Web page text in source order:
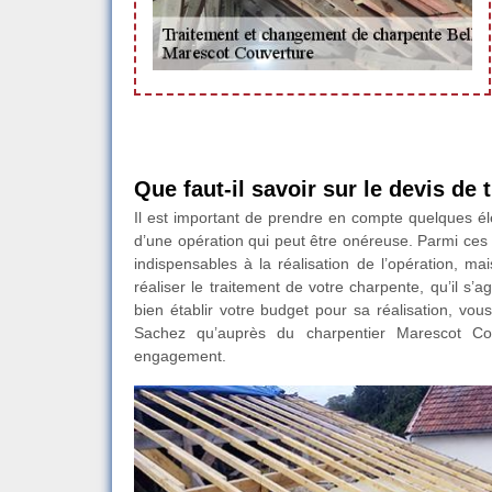
Que faut-il savoir sur le devis de
Il est important de prendre en compte quelques
d’une opération qui peut être onéreuse. Parmi
indispensables à la réalisation de l’opération,
réaliser le traitement de votre charpente, qu’il
bien établir votre budget pour sa réalisation,
Sachez qu’auprès du charpentier Marescot
engagement.